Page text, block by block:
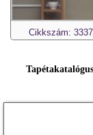
Cikkszám: